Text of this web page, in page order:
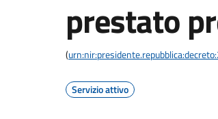
prestato
(
Servizio attivo